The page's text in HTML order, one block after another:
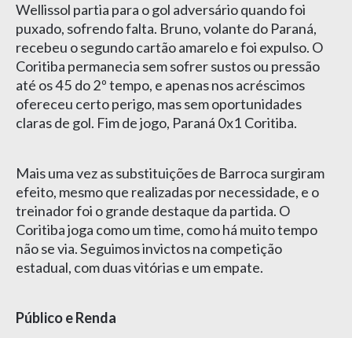
Wellissol partia para o gol adversário quando foi
puxado, sofrendo falta. Bruno, volante do Paraná,
recebeu o segundo cartão amarelo e foi expulso. O
Coritiba permanecia sem sofrer sustos ou pressão
até os 45 do 2º tempo, e apenas nos acréscimos
ofereceu certo perigo, mas sem oportunidades
claras de gol. Fim de jogo, Paraná 0x1 Coritiba.
Mais uma vez as substituições de Barroca surgiram
efeito, mesmo que realizadas por necessidade, e o
treinador foi o grande destaque da partida. O
Coritiba joga como um time, como há muito tempo
não se via. Seguimos invictos na competição
estadual, com duas vitórias e um empate.
Público e Renda